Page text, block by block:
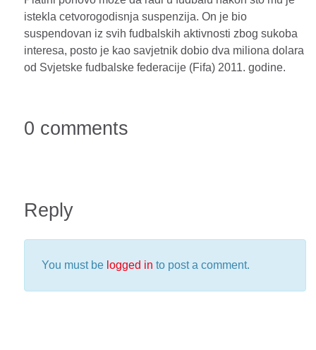
istekla cetvorogodisnja suspenzija. On je bio
suspendovan iz svih fudbalskih aktivnosti zbog sukoba
interesa, posto je kao savjetnik dobio dva miliona dolara
od Svjetske fudbalske federacije (Fifa) 2011. godine.
0 comments
Reply
You must be logged in to post a comment.